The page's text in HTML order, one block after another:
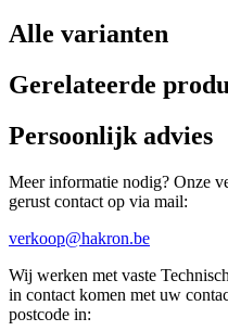
Alle varianten
Gerelateerde
Persoonlijk advies
Meer informatie nodig? Onze
gerust contact op via mail:
verkoop@hakron.be
Wij werken met vaste
in contact komen met uw
postcode in: